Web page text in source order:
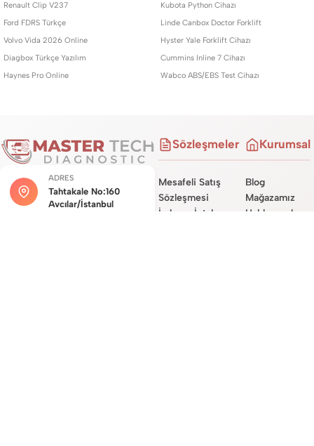
Renault Clip V237
Ford FDRS Türkçe
Volvo Vida 2026 Online
Diagbox Türkçe Yazılım
Haynes Pro Online
Kubota Python Cihazı
Linde Canbox Doctor Forklift
Hyster Yale Forklift Cihazı
Cummins Inline 7 Cihazı
Wabco ABS/EBS Test Cihazı
ADRES
Tahtakale No:160
Avcılar/İstanbul
Sözleşmeler
Mesafeli Satış
Sözleşmesi
İade ve İptal
Kurumsal
Blog
Mağazamız
Hakkımızda